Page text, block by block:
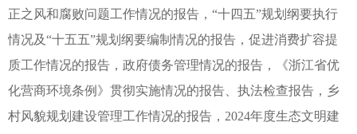
正之风和腐败问题工作情况的报告，“十四五”规划纲要执行
情况及“十五五”规划纲要编制情况的报告，促进消费扩容提
质工作情况的报告，政府债务管理情况的报告，《浙江省优
化营商环境条例》贯彻实施情况的报告、执法检查报告，乡
村风貌规划建设管理工作情况的报告，2024年度生态文明建